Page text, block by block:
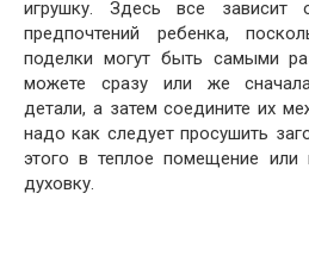
игрушку. Здесь все
предпочтений ребенка,
поделки могут быть самыми
можете сразу или же
детали, а затем соедините их
надо как следует просушить
этого в теплое помещение или
духовку.